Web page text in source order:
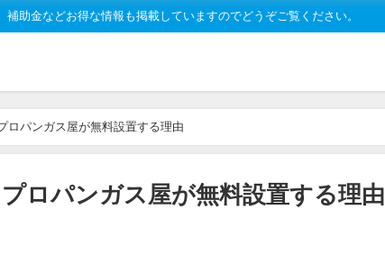
助金などお得な情報も掲載していますのでどうぞご覧ください。
ロパンガス屋が無料設置する理由
ロパンガス屋が無料設置する理由